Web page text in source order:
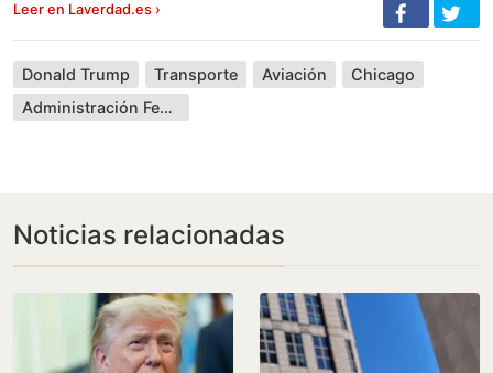
Leer en Laverdad.es ›
Donald Trump Transporte Aviación
Chicago
Administración Federal
Noticias relacionadas